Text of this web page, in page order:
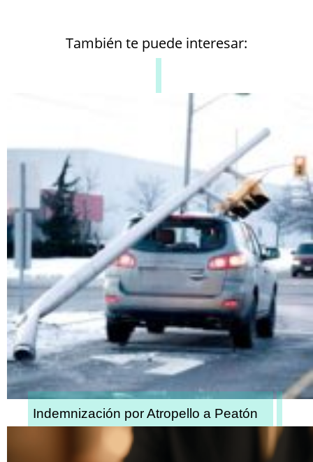
También te puede interesar:
Indemnización por Atropello a Peatón